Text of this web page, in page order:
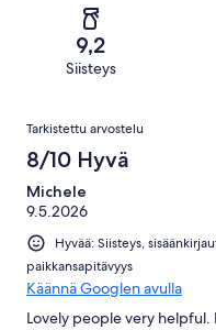
arvostelua
arvostelua
arvostelua
9,2
Siisteys
Arvostelut
Tarkistettu arvostelu
8/10 Hyvä
Michele
9.5.2026
Hyvää: Siisteys,
paikkansapitävyys
Käännä Googlen avulla
Lovely people very helpful.